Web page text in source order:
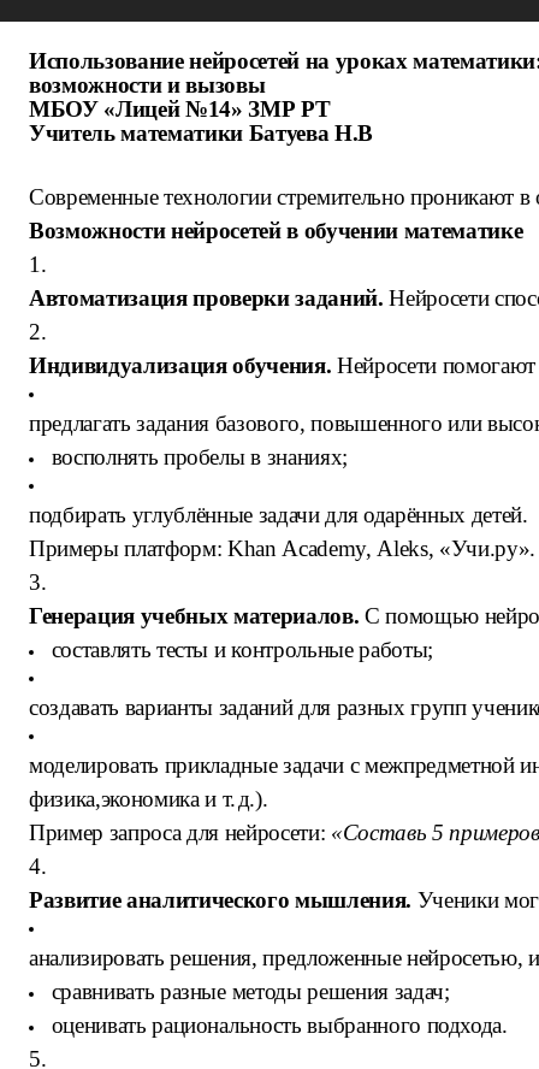
Использование нейросетей на уроках
возможности и вызовы
МБОУ «Лицей №14» ЗМР РТ
Учитель математики Батуева Н.В
Современные технологии стремительно проникают в
Возможности нейросетей в обучении математике
1.
Автоматизация проверки заданий. Нейросети
2.
Индивидуализация обучения. Нейросети помогают
предлагать задания базового, повышенного или
восполнять пробелы в знаниях;
подбирать углублённые задачи для одарённых детей.
Примеры платформ: Khan Academy, Aleks, «Учи.ру».
3.
Генерация учебных материалов. С помощью
составлять тесты и контрольные работы;
создавать варианты заданий для разных групп
моделировать прикладные задачи с межпредметной
физика,экономика и т. д.).
Пример запроса для нейросети: «Составь 5
4.
Развитие аналитического мышления. Ученики
анализировать решения, предложенные нейросетью,
сравнивать разные методы решения задач;
оценивать рациональность выбранного подхода.
5.